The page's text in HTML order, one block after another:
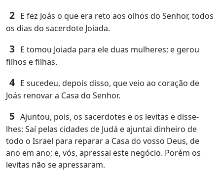
2 E fez Joás o que era reto aos olhos do Senhor, todos
os dias do sacerdote Joiada.
3 E tomou Joiada para ele duas mulheres; e gerou
filhos e filhas.
4 E sucedeu, depois disso, que veio ao coração de
Joás renovar a Casa do Senhor.
5 Ajuntou, pois, os sacerdotes e os levitas e disse-
lhes: Saí pelas cidades de Judá e ajuntai dinheiro de
todo o Israel para reparar a Casa do vosso Deus, de
ano em ano; e, vós, apressai este negócio. Porém os
levitas não se apressaram.